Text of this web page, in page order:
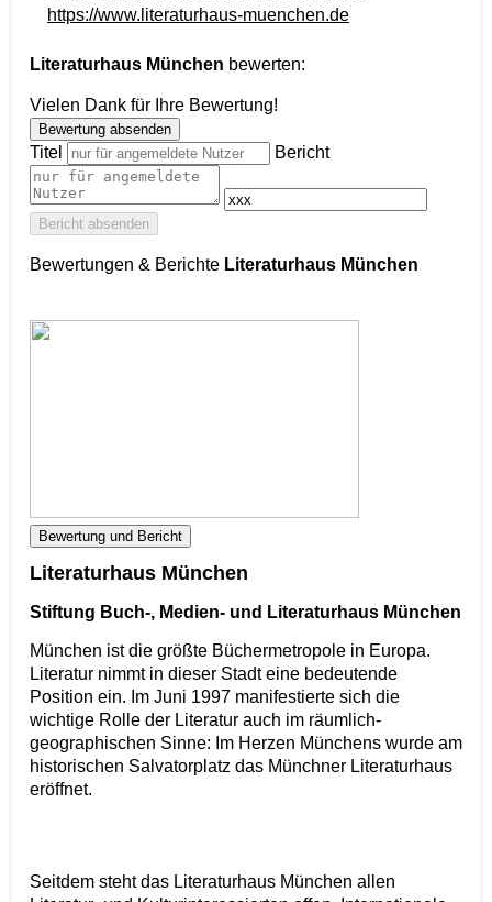
https://www.literaturhaus-muenchen.de
Literaturhaus München bewerten:
Vielen Dank für Ihre Bewertung!
Bewertung absenden
Titel Bericht
Bericht absenden
Bewertungen & Berichte Literaturhaus München
Bewertung und Bericht
Literaturhaus München
Stiftung Buch-, Medien- und Literaturhaus München
München ist die größte Büchermetropole in Europa.
Literatur nimmt in dieser Stadt eine bedeutende
Position ein. Im Juni 1997 manifestierte sich die
wichtige Rolle der Literatur auch im räumlich-
geographischen Sinne: Im Herzen Münchens wurde am
historischen Salvatorplatz das Münchner Literaturhaus
eröffnet.
Seitdem steht das Literaturhaus München allen